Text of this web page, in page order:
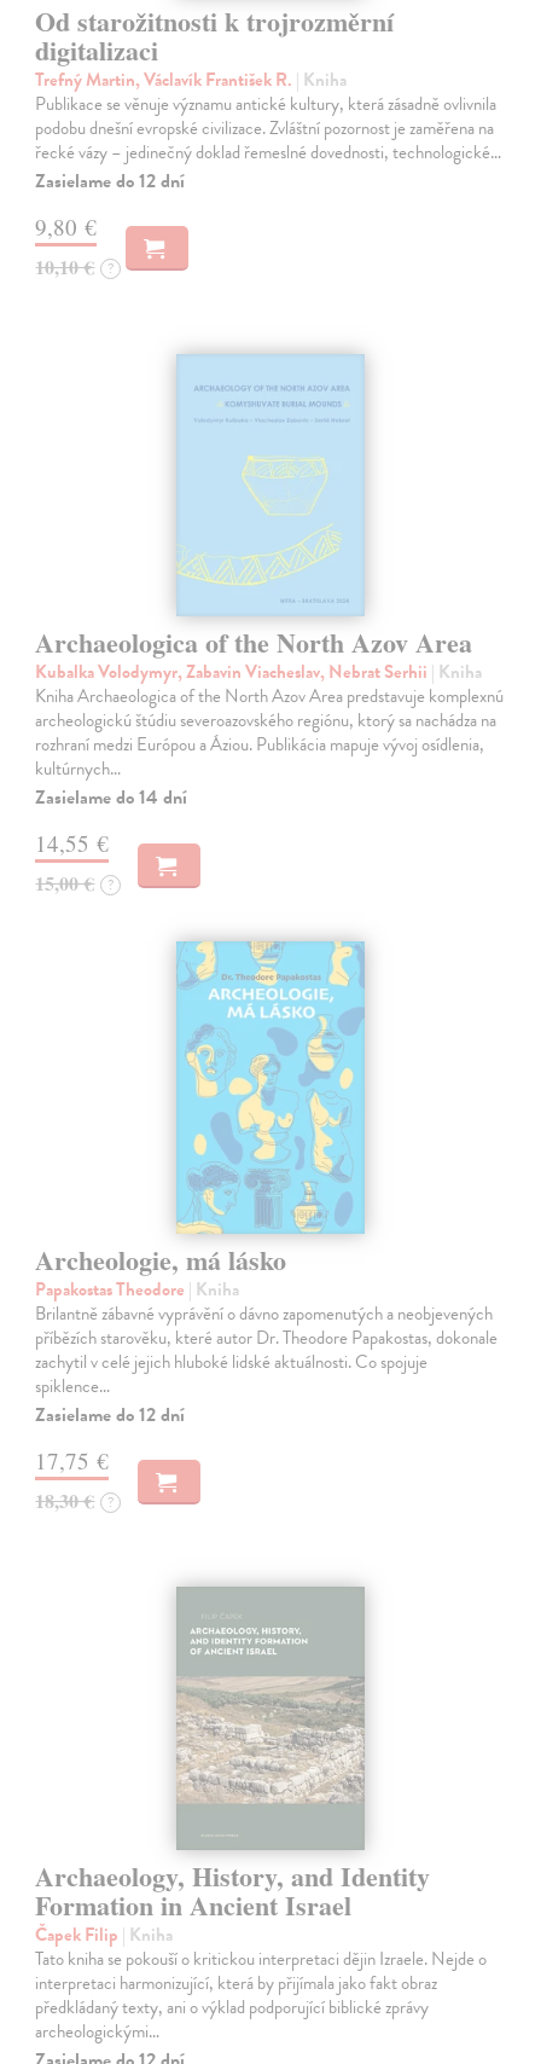
Od starožitnosti k trojrozměrní
digitalizaci
Trefný Martin, Václavík František R. | Kniha
Publikace se věnuje významu antické kultury, která zásadně ovlivnila
podobu dnešní evropské civilizace. Zvláštní pozornost je zaměřena na
řecké vázy – jedinečný doklad řemeslné dovednosti, technologické…
Zasielame do 12 dní
9,80 €
10,10 € ?
Archaeologica of the North Azov Area
Kubalka Volodymyr, Zabavin Viacheslav, Nebrat Serhii | Kniha
Kniha Archaeologica of the North Azov Area predstavuje komplexnú
archeologickú štúdiu severoazovského regiónu, ktorý sa nachádza na
rozhraní medzi Európou a Áziou. Publikácia mapuje vývoj osídlenia,
kultúrnych…
Zasielame do 14 dní
14,55 €
15,00 € ?
Archeologie, má lásko
Papakostas Theodore | Kniha
Brilantně zábavné vyprávění o dávno zapomenutých a neobjevených
příbězích starověku, které autor Dr. Theodore Papakostas, dokonale
zachytil v celé jejich hluboké lidské aktuálnosti. Co spojuje
spiklence…
Zasielame do 12 dní
17,75 €
18,30 € ?
Archaeology, History, and Identity
Formation in Ancient Israel
Čapek Filip | Kniha
Tato kniha se pokouší o kritickou interpretaci dějin Izraele. Nejde o
interpretaci harmonizující, která by přijímala jako fakt obraz
předkládaný texty, ani o výklad podporující biblické zprávy
archeologickými…